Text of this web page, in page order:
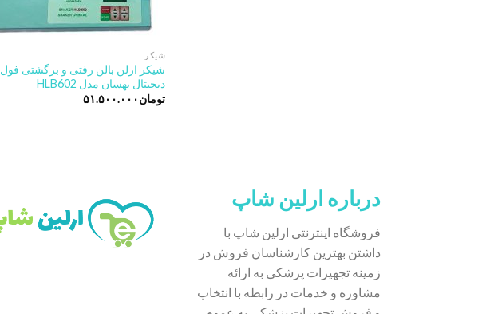
شیکر
شیکر ارلن بالن رفتی و برگشتی فول
دیجیتال بهسان مدل HLB602
تومان۵۱.۵۰۰.۰۰۰
درباره ارلین شاپ
فروشگاه اینترنتی ارلین شاپ با
داشتن بهترین کارشناسان فروش در
زمینه تجهیزات پزشکی به ارائه
مشاوره و خدمات در رابطه با انتخاب